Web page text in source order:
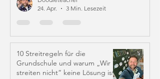
24. Apr.
3 Min. Lesezeit
10 Streitregeln für die
Grundschule und warum „Wir
streiten nicht“ keine Lösung ist